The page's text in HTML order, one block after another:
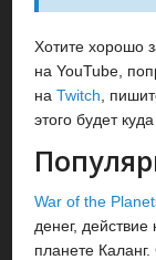
Хотите хорошо
на YouTube,
наTwitch ,
этого будет
War of the
денег,
планете